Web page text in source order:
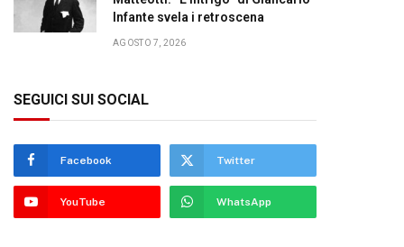
Infante svela i retroscena
AGOSTO 7, 2026
SEGUICI SUI SOCIAL
Facebook Twitter
YouTube WhatsApp